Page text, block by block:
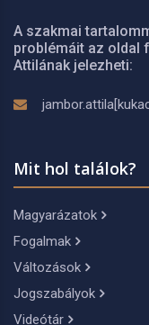
A szakmai
problémáit az oldal
Attilának jelezheti:
Mit hol találok?
Magyarázatok
Fogalmak
Változások
Jogszabályok
Videótár